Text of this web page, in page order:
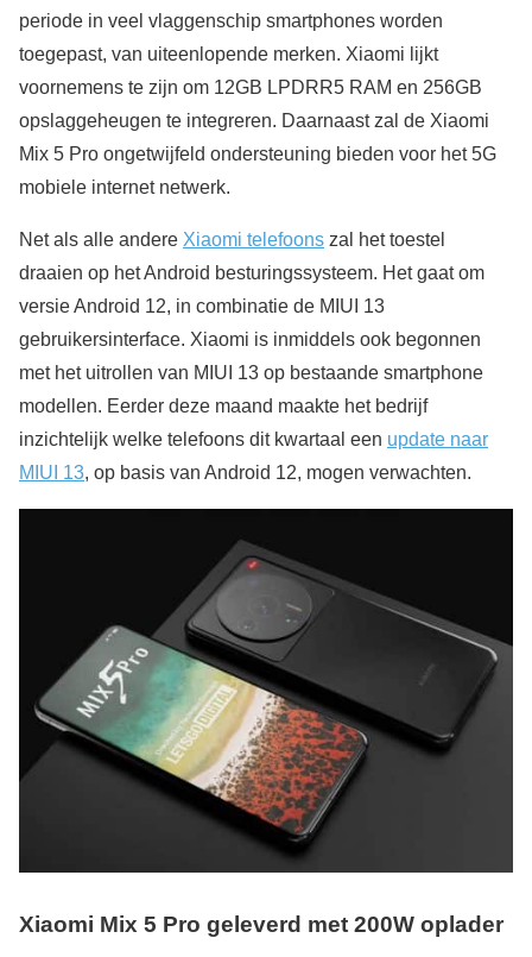
periode in veel vlaggenschip smartphones worden
toegepast, van uiteenlopende merken. Xiaomi lijkt
voornemens te zijn om 12GB LPDRR5 RAM en 256GB
opslaggeheugen te integreren. Daarnaast zal de Xiaomi
Mix 5 Pro ongetwijfeld ondersteuning bieden voor het 5G
mobiele internet netwerk.
Net als alle andere Xiaomi telefoons zal het toestel
draaien op het Android besturingssysteem. Het gaat om
versie Android 12, in combinatie de MIUI 13
gebruikersinterface. Xiaomi is inmiddels ook begonnen
met het uitrollen van MIUI 13 op bestaande smartphone
modellen. Eerder deze maand maakte het bedrijf
inzichtelijk welke telefoons dit kwartaal een update naar
MIUI 13, op basis van Android 12, mogen verwachten.
Xiaomi Mix 5 Pro geleverd met 200W oplader